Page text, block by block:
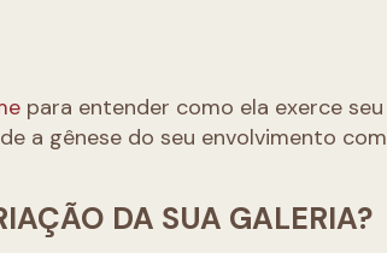
para entender como ela exerce seu
a gênese do seu envolvimento com
DA SUA GALERIA?